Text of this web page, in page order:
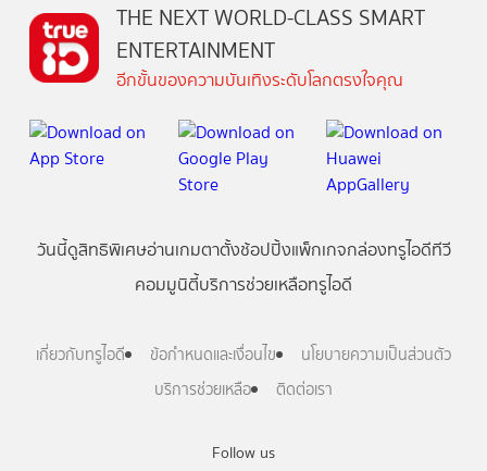
Follow us
THE NEXT WORLD-CLASS SMART
ENTERTAINMENT
อีกขั้นของความบันเทิงระดับโลกตรงใจคุณ
วันนี้ดูสิทธิพิเศษอ่านเกมตาตั้งช้อปปิ้งแพ็กเกจกล่องทรูไอดีทีวี
คอมมูนิตี้บริการช่วยเหลือทรูไอดี
เกี่ยวกับทรูไอดี ข้อกำหนดและเงื่อนไข
นโยบายความเป็นส่วนตัว
บริการช่วยเหลือ
ติดต่อเรา